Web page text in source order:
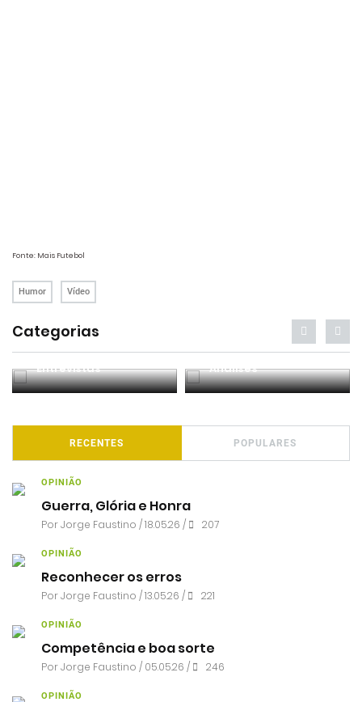
Fonte: Mais Futebol
Humor Vídeo
Categorias
Entrevistas Análises
RECENTES POPULARES
OPINIÃO
Guerra, Glória e Honra
PorJorge Faustino / 18.05.26 / 207
OPINIÃO
Reconhecer os erros
PorJorge Faustino / 13.05.26 / 221
OPINIÃO
Competência e boa sorte
PorJorge Faustino / 05.05.26 / 246
OPINIÃO